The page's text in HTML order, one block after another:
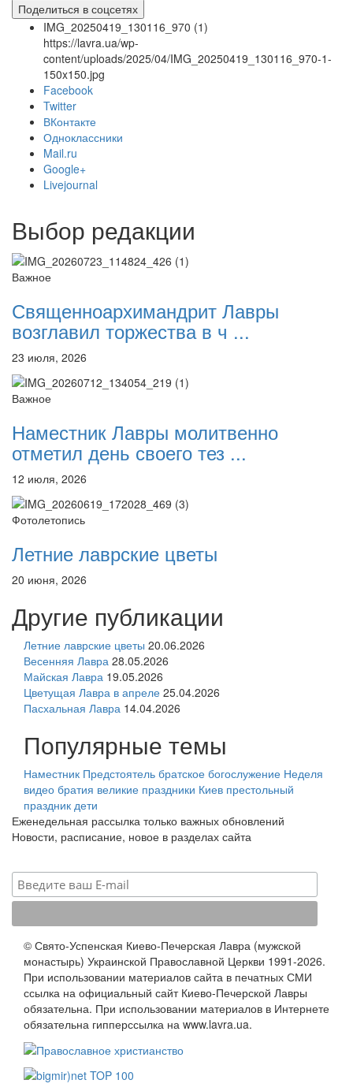
Онлайн трансляции
12 сентября 2015
12 сентября 2015
12 сентября 2015
12 сентября 2015
12 сентября 2015
12 сентября 2015
12 сентября 2015Название трансляции
Перейти к архиву
Поделиться в соцсетях
IMG_20250419_130116_970 (1)
https://lavra.ua/wp-
content/uploads/2025/04/IMG_20250419_130116_970-1-
150x150.jpg
Facebook
Twitter
ВКонтакте
Одноклассники
Mail.ru
Google+
Livejournal
Выбор редакции
Важное
Священноархимандрит Лавры
возглавил торжества в ч ...
23 июля, 2026
Важное
Наместник Лавры молитвенно
отметил день своего тез ...
12 июля, 2026
Фотолетопись
Летние лаврские цветы
20 июня, 2026
Другие публикации
Летние лаврские цветы 20.06.2026
Весенняя Лавра 28.05.2026
Майская Лавра 19.05.2026
Цветущая Лавра в апреле 25.04.2026
Пасхальная Лавра 14.04.2026
Популярные темы
Наместник Предстоятель братское богослужение Неделя
видео братия великие праздники Киев престольный
праздник дети
Еженедельная рассылка только важных обновлений
Новости, расписание, новое в разделах сайта
© Свято-Успенская Киево-Печерская Лавра (мужской
монастырь) Украинской Православной Церкви 1991-2026.
При использовании материалов сайта в печатных СМИ
ссылка на официальный сайт Киево-Печерской Лавры
обязательна. При использовании материалов в Интернете
обязательна гипперссылка на www.lavra.ua.